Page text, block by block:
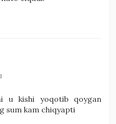
u kishi yoqotib qoygan
sum kam chiqyapti